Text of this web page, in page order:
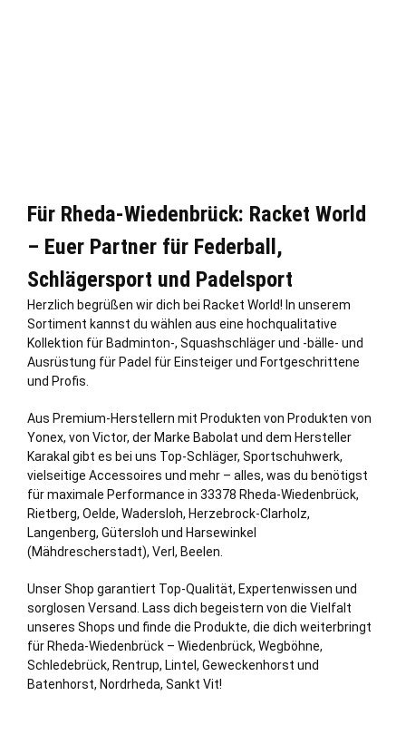
Für Rheda-Wiedenbrück: Racket World
– Euer Partner für Federball,
Schlägersport und Padelsport
Herzlich begrüßen wir dich bei Racket World! In unserem
Sortiment kannst du wählen aus eine hochqualitative
Kollektion für Badminton-, Squashschläger und -bälle- und
Ausrüstung für Padel für Einsteiger und Fortgeschrittene
und Profis.
Aus Premium-Herstellern mit Produkten von Produkten von
Yonex, von Victor, der Marke Babolat und dem Hersteller
Karakal gibt es bei uns Top-Schläger, Sportschuhwerk,
vielseitige Accessoires und mehr – alles, was du benötigst
für maximale Performance in 33378 Rheda-Wiedenbrück,
Rietberg, Oelde, Wadersloh, Herzebrock-Clarholz,
Langenberg, Gütersloh und Harsewinkel
(Mähdrescherstadt), Verl, Beelen.
Unser Shop garantiert Top-Qualität, Expertenwissen und
sorglosen Versand. Lass dich begeistern von die Vielfalt
unseres Shops und finde die Produkte, die dich weiterbringt
für Rheda-Wiedenbrück – Wiedenbrück, Wegböhne,
Schledebrück, Rentrup, Lintel, Geweckenhorst und
Batenhorst, Nordrheda, Sankt Vit!